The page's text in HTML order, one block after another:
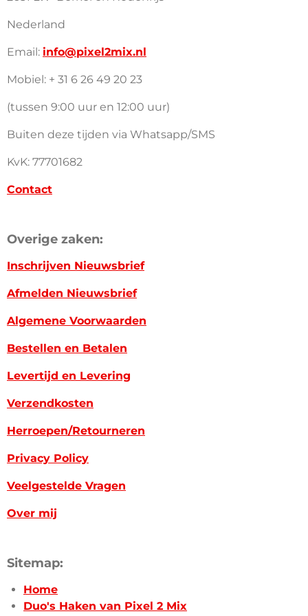
Nederland
Email: info@pixel2mix.nl
Mobiel: + 31 6 26 49 20 23
(tussen 9:00 uur en 12:00 uur)
Buiten deze tijden via Whatsapp/SMS
KvK: 77701682
Contact
Overige zaken:
Inschrijven Nieuwsbrief
Afmelden Nieuwsbrief
Algemene Voorwaarden
Bestellen en Betalen
Levertijd en Levering
Verzendkosten
Herroepen/Retourneren
Privacy Policy
Veelgestelde Vragen
Over mij
Sitemap:
Home
Duo's Haken van Pixel 2 Mix